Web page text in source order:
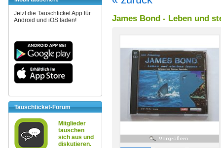
Jetzt die Tauschticket App für
Android und iOS laden!
Tauschticket-Forum
Mitglieder
tauschen
sich aus und
diskutieren.
James Bond - Leben und